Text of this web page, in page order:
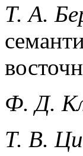
Т. А.
Ф. Д.
Т. В.